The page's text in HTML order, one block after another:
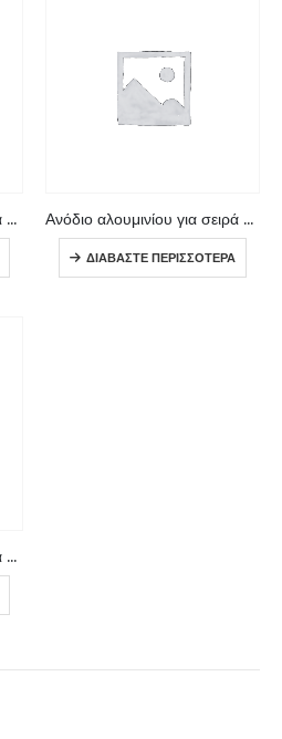
Ανόδιο αλουμινίου για σειρά VETUS Ανόδιο αλουμινίου για σειρά VETUS
ΔΙΑΒΆΣΤΕ ΠΕΡΙΣΣΌΤΕΡΑ
Ανόδιο αλουμινίου για σειρά VETUS